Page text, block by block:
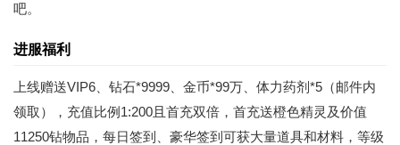
吧。
进服福利
上线赠送VIP6、钻石*9999、金币*99万、体力药剂*5（邮件内
领取），充值比例1:200且首充双倍，首充送橙色精灵及价值
11250钻物品，每日签到、豪华签到可获大量道具和材料，等级